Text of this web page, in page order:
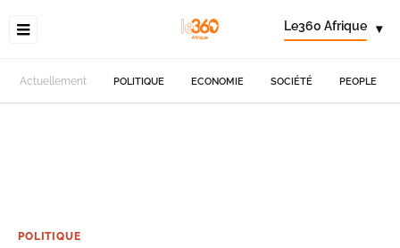
Le360 Afrique ▾
Actuellement POLITIQUE ECONOMIE SOCIÉTÉ PEOPLE
POLITIQUE